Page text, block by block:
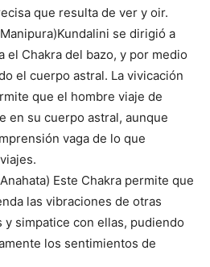
que resulta de ver y oir.
se dirigió a
el Chakra del bazo, y por medio
el cuerpo astral. La vivicación
que el hombre viaje de
en su cuerpo astral, aunque
vaga de lo que
Este Chakra permite que
las vibraciones de otras
y simpatice con ellas, pudiendo
los sentimientos de